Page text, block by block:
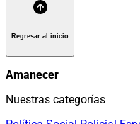
Regresar al inicio
Amanecer
Nuestras categorías